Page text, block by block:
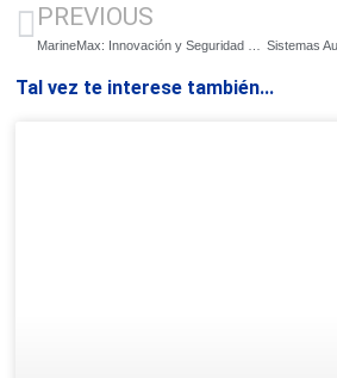
PREVIOUS
Tal vez te interese también...